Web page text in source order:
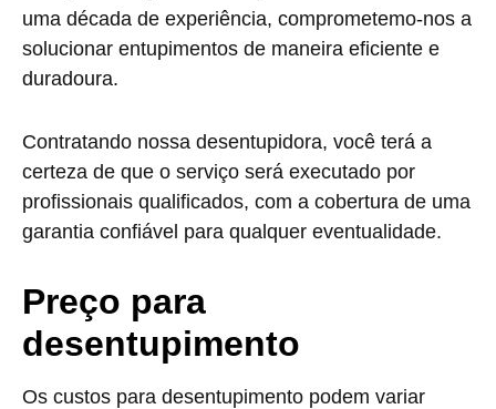
uma década de experiência, comprometemo-nos a
solucionar entupimentos de maneira eficiente e
duradoura.
Contratando nossa desentupidora, você terá a
certeza de que o serviço será executado por
profissionais qualificados, com a cobertura de uma
garantia confiável para qualquer eventualidade.
Preço para
desentupimento
Os custos para desentupimento podem variar